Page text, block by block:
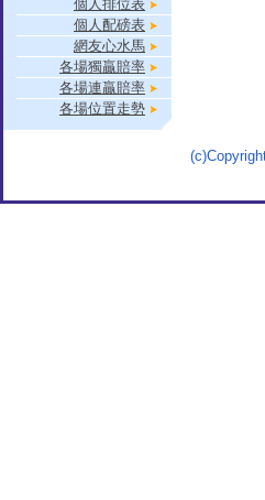
個人排位表
個人配磅表
網友心水馬
各場獨贏賠率
各場連贏賠率
各場位置走勢